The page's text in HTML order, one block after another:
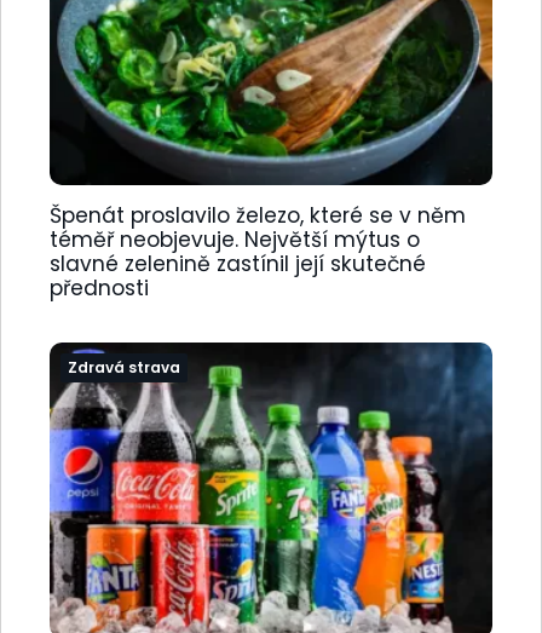
Špenát proslavilo železo, které se v něm
téměř neobjevuje. Největší mýtus o
slavné zelenině zastínil její skutečné
přednosti
Zdravá strava